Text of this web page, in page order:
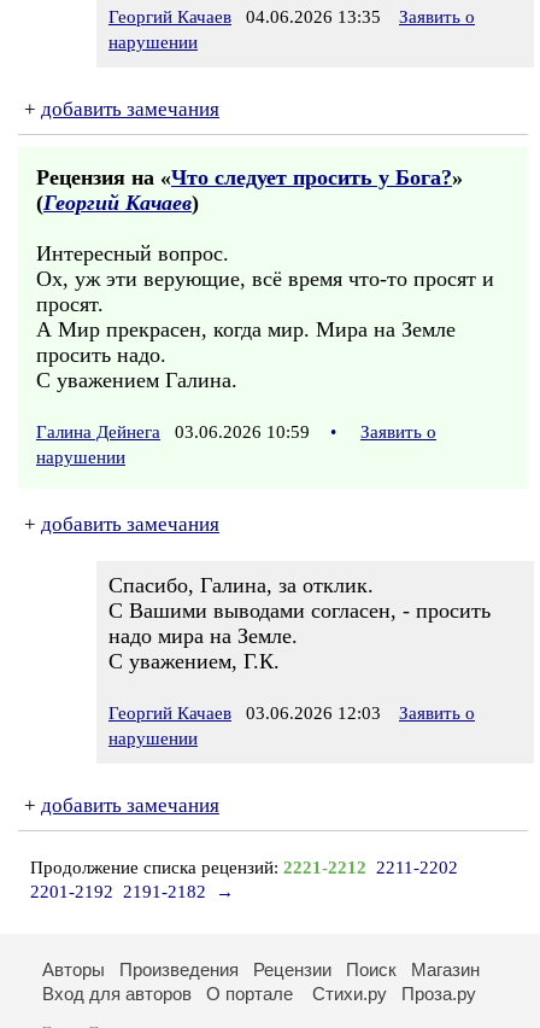
Георгий Качаев 04.06.2026 13:35
Заявить о
нарушении
+ добавить замечания
Рецензия на «Что следует просить у Бога?»
(Георгий Качаев)
Интересный вопрос.
Ох, уж эти верующие, всё время что-то просят и
просят.
А Мир прекрасен, когда мир. Мира на Земле
просить надо.
С уважением Галина.
Галина Дейнега 03.06.2026 10:59 •
Заявить о
нарушении
+ добавить замечания
Спасибо, Галина, за отклик.
С Вашими выводами согласен, - просить
надо мира на Земле.
С уважением, Г.К.
Георгий Качаев 03.06.2026 12:03
Заявить о
нарушении
+ добавить замечания
Продолжение списка рецензий: 2221-2212
2211-2202
2201-2192
2191-2182 →
Авторы Произведения Рецензии Поиск
Магазин
Вход для авторов
О портале Стихи.ру Проза.ру